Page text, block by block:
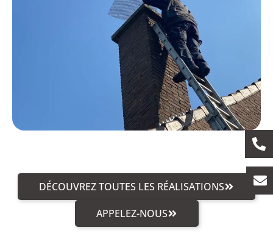
DÉCOUVREZ TOUTES LES RÉALISATIONS
APPELEZ-NOUS